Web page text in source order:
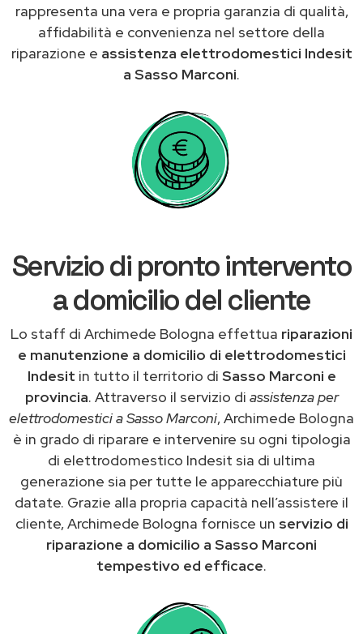
rappresenta una vera e propria garanzia di qualità,
affidabilità e convenienza nel settore della
riparazione e assistenza elettrodomestici Indesit
a Sasso Marconi.
Servizio di pronto intervento
a domicilio del cliente
Lo staff di Archimede Bologna effettua riparazioni
e manutenzione a domicilio di elettrodomestici
Indesit in tutto il territorio di Sasso Marconi e
provincia. Attraverso il servizio di assistenza per
elettrodomestici a Sasso Marconi, Archimede Bologna
è in grado di riparare e intervenire su ogni tipologia
di elettrodomestico Indesit sia di ultima
generazione sia per tutte le apparecchiature più
datate. Grazie alla propria capacità nell’assistere il
cliente, Archimede Bologna fornisce un servizio di
riparazione a domicilio a Sasso Marconi
tempestivo ed efficace.